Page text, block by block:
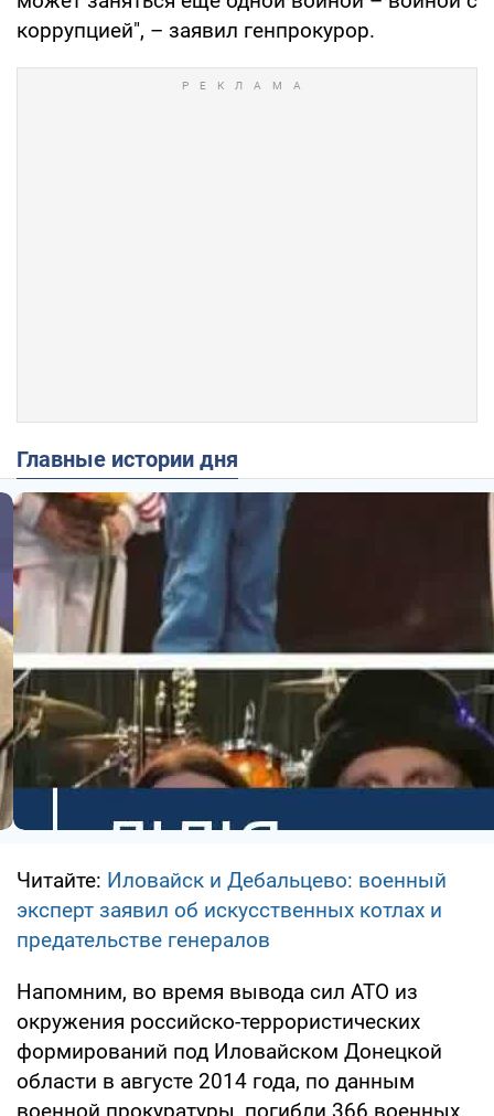
коррупцией", – заявил генпрокурор.
Главные истории дня
Читайте: Иловайск и Дебальцево: военный
эксперт заявил об искусственных котлах и
предательстве генералов
Напомним, во время вывода сил АТО из
окружения российско-террористических
формирований под Иловайском Донецкой
области в августе 2014 года, по данным
военной прокуратуры, погибли 366 военных,